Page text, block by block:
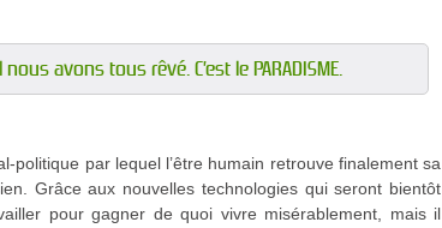
avons tous rêvé. C’est le PARADISME.
politique par lequel l’être humain retrouve finalement sa
Grâce aux nouvelles technologies qui seront bientôt
pour gagner de quoi vivre misérablement, mais il